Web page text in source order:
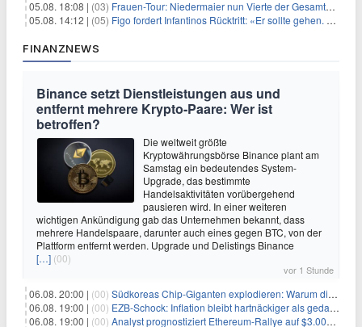
05.08. 18:08 | (03) Frauen-Tour: Niedermaier nun Vierte der Gesamtwertung
05.08. 14:12 | (05) Figo fordert Infantinos Rücktritt: «Er sollte gehen. Jetzt»
FINANZNEWS
Binance setzt Dienstleistungen aus und
entfernt mehrere Krypto-Paare: Wer ist
betroffen?
Die weltweit größte
Kryptowährungsbörse Binance plant am
Samstag ein bedeutendes System-
Upgrade, das bestimmte
Handelsaktivitäten vorübergehend
pausieren wird. In einer weiteren
wichtigen Ankündigung gab das Unternehmen bekannt, dass
mehrere Handelspaare, darunter auch eines gegen BTC, von der
Plattform entfernt werden. Upgrade und Delistings Binance
[…] (00)
vor 1 Stunde
06.08. 20:00 | (00) Südkoreas Chip-Giganten explodieren: Warum dieser Rekord-Tag die KI-Branche erschüttert
06.08. 19:00 | (00) EZB-Schock: Inflation bleibt hartnäckiger als gedacht – 2027 wird zum kritischen Test
06.08. 19:00 | (00) Analyst prognostiziert Ethereum-Rallye auf $3.000 nach entscheidendem On-Chain-Ausbruch